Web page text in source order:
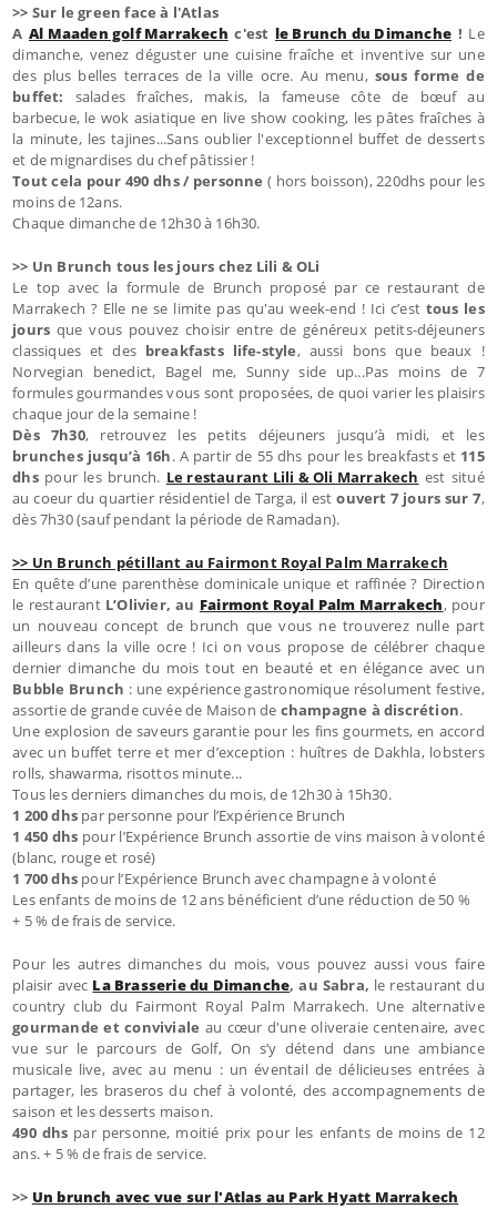
>> Sur le green face à l'Atlas
AAl Maaden golf Marrakech c'est le Brunch du Dimanche ! Le
dimanche, venez déguster une cuisine fraîche et inventive sur une
des plus belles terraces de la ville ocre. Au menu, sous forme de
buffet: salades fraîches, makis, la fameuse côte de bœuf au
barbecue, le wok asiatique en live show cooking, les pâtes fraîches à
la minute, les tajines...Sans oublier l'exceptionnel buffet de desserts
et de mignardises du chef pâtissier !
Tout cela pour 490 dhs / personne ( hors boisson), 220dhs pour les
moins de 12ans.
Chaque dimanche de 12h30 à 16h30.
>> Un Brunch tous les jours chez Lili & OLi
Le top avec la formule de Brunch proposé par ce restaurant de
Marrakech ? Elle ne se limite pas qu'au week-end ! Ici c’est tous les
jours que vous pouvez choisir entre de généreux petits-déjeuners
classiques et des breakfasts life-style, aussi bons que beaux !
Norvegian benedict, Bagel me, Sunny side up...Pas moins de 7
formules gourmandes vous sont proposées, de quoi varier les plaisirs
chaque jour de la semaine !
Dès 7h30, retrouvez les petits déjeuners jusqu’à midi, et les
brunches jusqu’à 16h. A partir de 55 dhs pour les breakfasts et 115
dhs pour les brunch. Le restaurant Lili & Oli Marrakech est situé
au coeur du quartier résidentiel de Targa, il estouvert 7 jours sur 7,
dès 7h30 (sauf pendant la période de Ramadan).
>> Un Brunch pétillant au Fairmont Royal Palm Marrakech
En quête d’une parenthèse dominicale unique et raffinée ? Direction
le restaurant L’Olivier, au Fairmont Royal Palm Marrakech, pour
un nouveau concept de brunch que vous ne trouverez nulle part
ailleurs dans la ville ocre ! Ici on vous propose de célébrer chaque
dernier dimanche du mois tout en beauté et en élégance avec un
Bubble Brunch : une expérience gastronomique résolument festive,
assortie de grande cuvée de Maison de champagne à discrétion.
Une explosion de saveurs garantie pour les fins gourmets, en accord
avec un buffet terre et mer d’exception : huîtres de Dakhla, lobsters
rolls, shawarma, risottos minute...
Tous les derniers dimanches du mois, de 12h30 à 15h30.
1 200 dhs par personne pour l’Expérience Brunch
1 450 dhs pour l’Expérience Brunch assortie de vins maison à volonté
(blanc, rouge et rosé)
1 700 dhspour l’Expérience Brunch avec champagne à volonté
Les enfants de moins de 12 ans bénéficient d’une réduction de 50 %
+ 5 % de frais de service.
Pour les autres dimanches du mois, vous pouvez aussi vous faire
plaisir avec La Brasserie du Dimanche, au Sabra, le restaurant du
country club du Fairmont Royal Palm Marrakech. Une alternative
gourmande et conviviale au cœur d'une oliveraie centenaire, avec
vue sur le parcours de Golf, On s’y détend dans une ambiance
musicale live, avec au menu : un éventail de délicieuses entrées à
partager, les braseros du chef à volonté, des accompagnements de
saison et les desserts maison.
490 dhs par personne, moitié prix pour les enfants de moins de 12
ans. + 5 % de frais de service.
>> Un brunch avec vue sur l'Atlas au Park Hyatt Marrakech